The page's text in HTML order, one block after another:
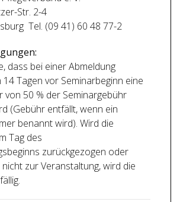
Str. 2-4
Tel. (09 41) 60 48 77-2
dass bei einer Abmeldung
Tagen vor Seminarbeginn eine
von 50 % der Seminargebühr
(Gebühr entfällt, wenn ein
benannt wird). Wird die
Tag des
zurückgezogen oder
zur Veranstaltung, wird die